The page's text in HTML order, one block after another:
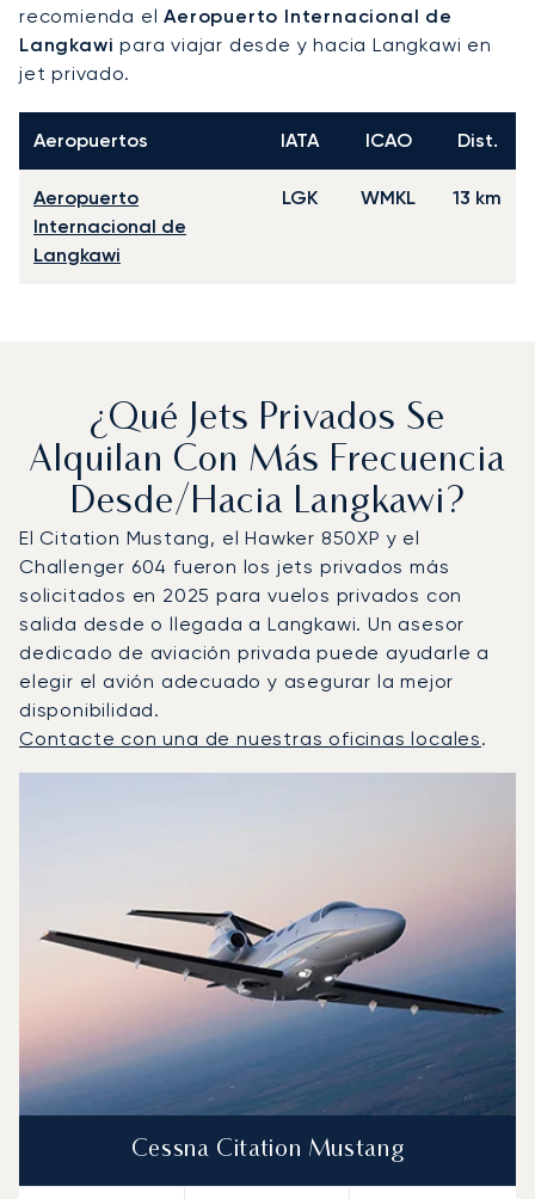
recomienda elAeropuerto Internacional de
Langkawi para viajar desde y hacia Langkawi en
jet privado.
Aeropuertos IATA ICAO Dist.
Aeropuerto
Internacional de
Langkawi
LGK WMKL 13 km
¿Qué Jets Privados Se
Alquilan Con Más Frecuencia
Desde/hacia Langkawi?
El Citation Mustang, el Hawker 850XP y el
Challenger 604 fueron los jets privados más
solicitados en 2025 para vuelos privados con
salida desde o llegada a Langkawi. Un asesor
dedicado de aviación privada puede ayudarle a
elegir el avión adecuado y asegurar la mejor
disponibilidad.
Contacte con una de nuestras oficinas locales.
Cessna Citation Mustang